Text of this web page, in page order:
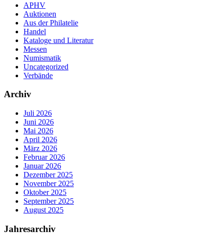
APHV
Auktionen
Aus der Philatelie
Handel
Kataloge und Literatur
Messen
Numismatik
Uncategorized
Verbände
Archiv
Juli 2026
Juni 2026
Mai 2026
April 2026
März 2026
Februar 2026
Januar 2026
Dezember 2025
November 2025
Oktober 2025
September 2025
August 2025
Jahresarchiv